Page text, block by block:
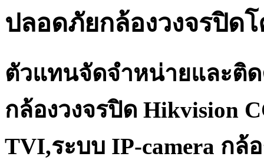
ปลอดภัยกล้องวงจรปิด
ตัวแทนจัดจำหน่ายและติ
กล้องวงจรปิด Hikvision
TVI,ระบบ IP-camera กล้